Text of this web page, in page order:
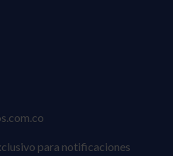
para notificaciones